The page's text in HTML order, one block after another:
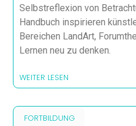
Selbstreflexion von
Handbuch inspirieren
Bereichen LandArt,
Lernen neu zu denken.
WEITER LESEN
FORTBILDUNG